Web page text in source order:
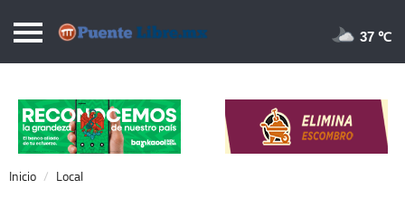
Puentelibre.mx
Local
Nacional
Opinión
37 ℃
Inicio Local